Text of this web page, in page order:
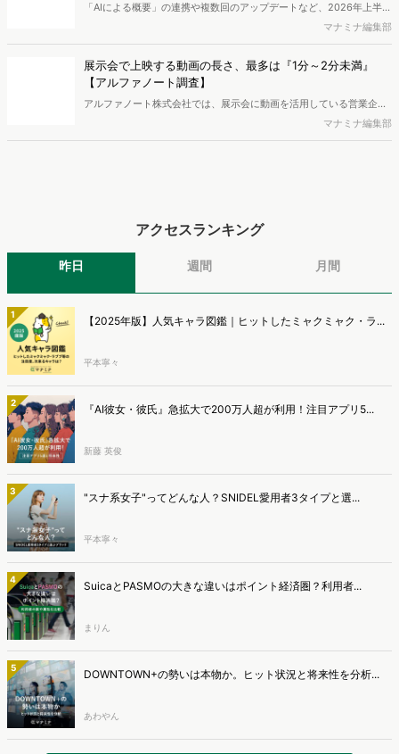
「AIによる概要」の連携や複数回のアップデートなど、2026年上半期
のSEO領域には変化がありました。また生成AI利用は約1.6倍に伸長
し、最多のChatGPTを追う形でGeminiも15.1%へ拡大するなど、ユー
ザーの選択肢の多様化が進んでいます。WebマーケターやSEO担当者
必見の2026年上半期概要です。※本レポートは記事のフォームから無
料でDLできます。また、レポートをDLしていただいた方には特典も
ご用意しております。
マナミナ編集部
展示会で上映する動画の長さ、最多は『1分～2分未満』
【アルファノート調査】
アルファノート株式会社では、展示会に動画を活用している営業企
画・マーケティング担当者を対象に、展示会における動画活用の実態
調査を実施し、結果を公開しました。
マナミナ編集部
アクセスランキング
昨日 週間 月間
1 【2025年版】人気キャラ図鑑｜ヒットしたミャクミャク・ラ...
平本寧々
2 『AI彼女・彼氏』急拡大で200万人超が利用！注目アプリ5...
新藤 英俊
3 "スナ系女子"ってどんな人？SNIDEL愛用者3タイプと選...
平本寧々
4 SuicaとPASMOの大きな違いはポイント経済圏？利用者...
まりん
5 DOWNTOWN+の勢いは本物か。ヒット状況と将来性を分析...
あわやん